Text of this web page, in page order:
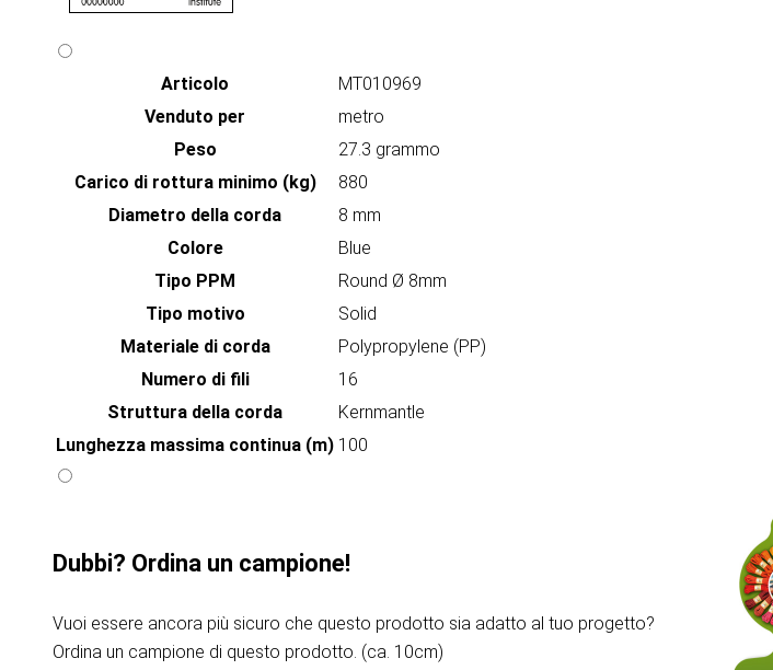
Articolo
MT010969
Venduto per
metro
Peso
27.3 grammo
Carico di rottura minimo (kg)
880
Diametro della corda
8 mm
Colore
Blue
Tipo PPM
Round Ø 8mm
Tipo motivo
Solid
Materiale di corda
Polypropylene (PP)
Numero di fili
16
Struttura della corda
Kernmantle
Lunghezza massima continua (m) 100
Dubbi? Ordina un campione!
Vuoi essere ancora più sicuro che questo prodotto sia adatto al tuo progetto?
Ordina un campione di questo prodotto. (ca. 10cm)